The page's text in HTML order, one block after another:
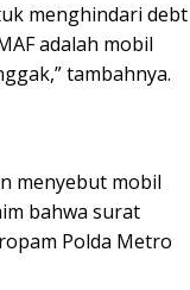
menghindari debt
adalah mobil
tambahnya.
menyebut mobil
bahwa surat
Polda Metro